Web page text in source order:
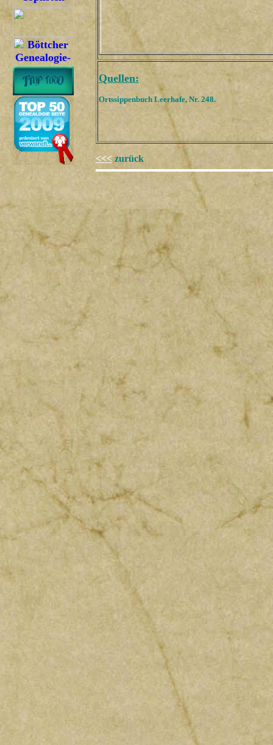
Quellen:
Ortssippenbuch Leerhafe, Nr. 248.
<<< zurück